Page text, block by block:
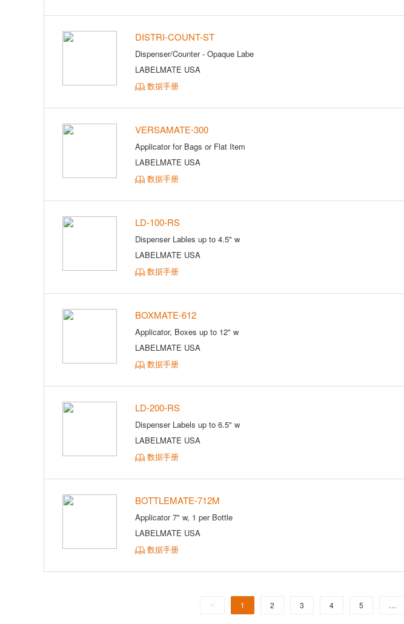
DISTRI-COUNT-ST
Dispenser/Counter - Opaque Labe
LABELMATE USA
数据手册
VERSAMATE-300
Applicator for Bags or Flat Item
LABELMATE USA
数据手册
LD-100-RS
Dispenser Lables up to 4.5" w
LABELMATE USA
数据手册
BOXMATE-612
Applicator, Boxes up to 12" w
LABELMATE USA
数据手册
LD-200-RS
Dispenser Labels up to 6.5" w
LABELMATE USA
数据手册
BOTTLEMATE-712M
Applicator 7" w, 1 per Bottle
LABELMATE USA
数据手册
< 1 2 3 4 5 …